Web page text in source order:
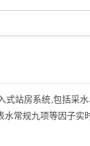
式站房系统 ,包括采
水常规九项等因子实